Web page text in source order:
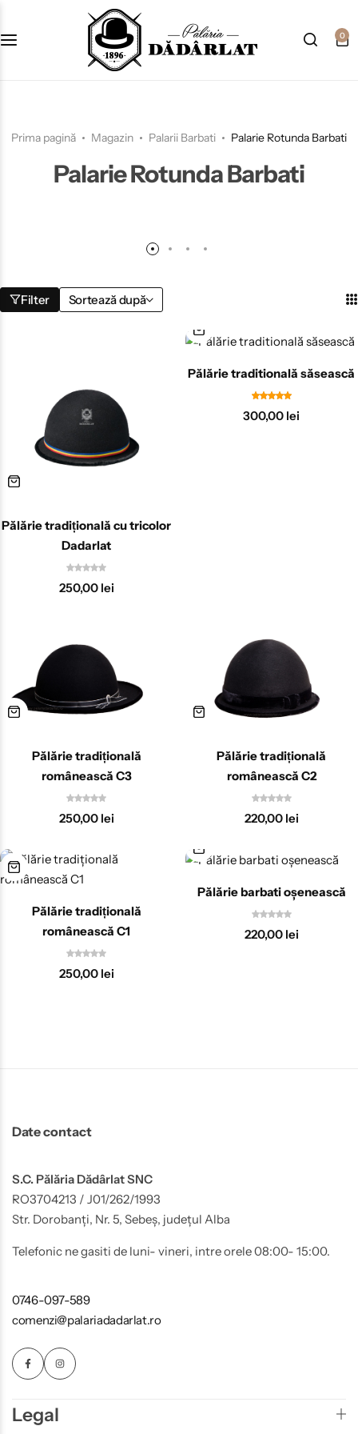
0
Prima pagină Magazin Palarii Barbati Palarie Rotunda Barbati
Palarie Rotunda Barbati
Filter Sortează după
Pălărie tradițională cu tricolor
Dadarlat
250,00 lei
Pălărie traditională săsească
300,00 lei
Pălărie tradițională
românească C3
250,00 lei
Pălărie tradițională
românească C2
220,00 lei
Pălărie tradițională
românească C1
250,00 lei
Pălărie barbati oşenească
220,00 lei
Date contact
S.C. Pălăria Dădârlat SNC
RO3704213 / J01/262/1993
Str. Dorobanți, Nr. 5, Sebeș, județul Alba
Telefonic ne gasiti de luni- vineri, intre orele 08:00- 15:00.
0746-097-589
comenzi@palariadadarlat.ro
Legal